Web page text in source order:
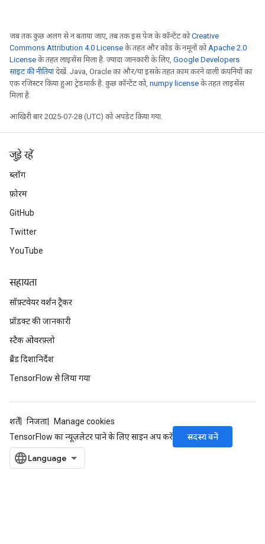
जब तक कुछ अलग से न बताया जाए, तब तक इस पेज के कॉन्टेंट कोCreative
Commons Attribution 4.0 License के तहत और कोड के नमूनों कोApache 2.0
License के तहत लाइसेंस मिला है. ज़्यादा जानकारी के लिए, Google Developers
साइट की नीतियांदेखें. Java, Oracle का और/या इसके तहत काम करने वाली कंपनियों का
एक रजिस्टर किया हुआ ट्रेडमार्क है. कुछ कॉन्टेंट को, numpy license के तहत लाइसेंस
मिला है.
आखिरी बार 2025-07-28 (UTC) को अपडेट किया गया.
जुड़े रहें
ब्लॉग
फ़ोरम
GitHub
Twitter
YouTube
सहायता
सॉफ़्टवेयर वर्शन ट्रैकर
प्रॉडक्ट की जानकारी
स्टैक ओवरफ़्लो
ब्रैंड दिशानिर्देश
TensorFlow से लिया गया
शर्तें निजता
Manage cookies
TensorFlow का न्यूज़लेटर पाने के लिए साइन अप करें
सदस्य बनें